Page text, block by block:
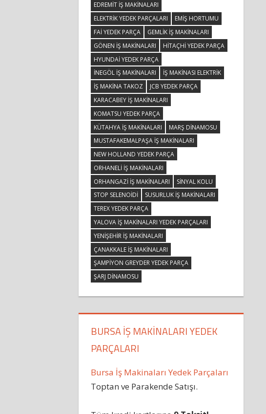
EDREMIT IŞ MAKINALARI
ELEKTRIK YEDEK PARÇALARI
EMIŞ HORTUMU
FAI YEDEK PARÇA
GEMLIK IŞ MAKINALARI
GÖNEN IŞ MAKINALARI
HITAÇHI YEDEK PARÇA
HYUNDAI YEDEK PARÇA
INEGÖL IŞ MAKINALARI
IŞ MAKINASI ELEKTRIK
IŞ MAKINA TAKOZ
JCB YEDEK PARÇA
KARACABEY IŞ MAKINALARI
KOMATSU YEDEK PARÇA
KÜTAHYA IŞ MAKINALARI
MARŞ DINAMOSU
MUSTAFAKEMALPAŞA IŞ MAKINALARI
NEW HOLLAND YEDEK PARÇA
ORHANELI IŞ MAKINALARI
ORHANGAZI IŞ MAKINALARI
SINYAL KOLU
STOP SELENOIDI
SUSURLUK IŞ MAKINALARI
TEREX YEDEK PARÇA
YALOVA IŞ MAKINALARI YEDEK PARÇALARI
YENIŞEHIR IŞ MAKINALARI
ÇANAKKALE IŞ MAKINALARI
ŞAMPIYON GREYDER YEDEK PARÇA
ŞARJ DINAMOSU
BURSA İŞ MAKINALARI YEDEK
PARÇALARI
Bursa İş Makinaları Yedek Parçaları
Toptan ve Parakende Satışı.